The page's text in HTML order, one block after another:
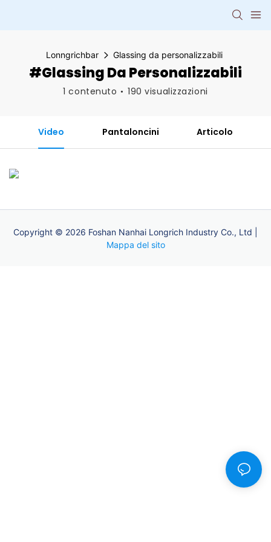
Lonngrichbar Glassing da personalizzabili
#Glassing Da Personalizzabili
1 contenuto 190 visualizzazioni
Video Pantaloncini Articolo
Copyright © 2026 Foshan Nanhai Longrich Industry Co., Ltd |
Mappa del sito